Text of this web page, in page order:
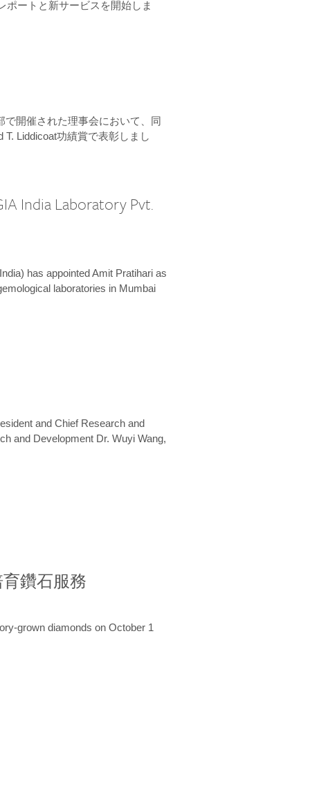
ポートと新サービスを開始しま
開催された理事会において、同
Liddicoat功績賞で表彰しまし
India Laboratory Pvt.
has appointed Amit Pratihari as
laboratories in Mumbai
and Chief Research and
and Development Dr. Wuyi Wang,
育鑽石服務
grown diamonds on October 1